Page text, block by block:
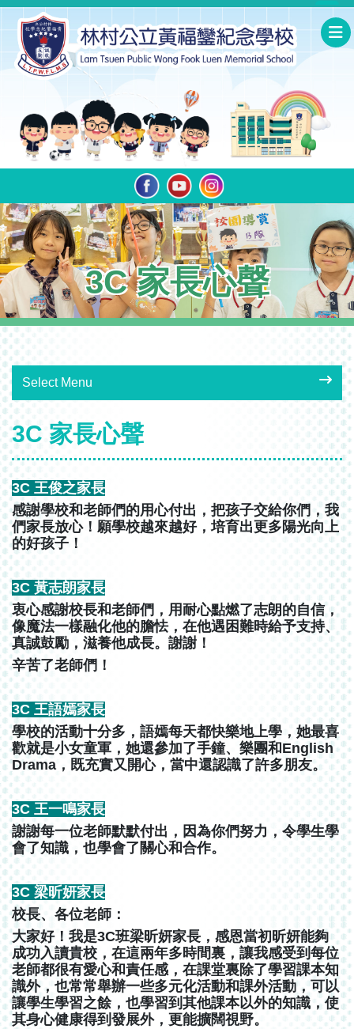
3C 家長心聲
Select Menu
3C 家長心聲
3C 王俊之家長
感謝學校和老師們的用心付出，把孩子交給你們，我
們家長放心！願學校越來越好，培育出更多陽光向上
的好孩子！
3C 黃志朗家長
衷心感謝校長和老師們，用耐心點燃了志朗的自信，
像魔法一樣融化他的膽怯，在他遇困難時給予支持、
真誠鼓勵，滋養他成長。謝謝！
辛苦了老師們！
3C 王語嫣家長
學校的活動十分多，語嫣每天都快樂地上學，她最喜
歡就是小女童軍，她還參加了手鐘、樂團和English
Drama，既充實又開心，當中還認識了許多朋友。
3C 王一鳴家長
謝謝每一位老師默默付出，因為你們努力，令學生學
會了知識，也學會了關心和合作。
3C 梁昕妍家長
校長、各位老師：
大家好！我是3C班梁昕妍家長，感恩當初昕妍能夠
成功入讀貴校，在這兩年多時間裏，讓我感受到每位
老師都很有愛心和責任感，在課堂裏除了學習課本知
識外，也常常舉辦一些多元化活動和課外活動，可以
讓學生學習之餘，也學習到其他課本以外的知識，使
其身心健康得到發展外，更能擴闊視野。